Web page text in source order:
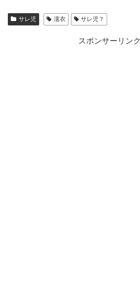
サレ児 濡衣 サレ児？
スポンサーリンク